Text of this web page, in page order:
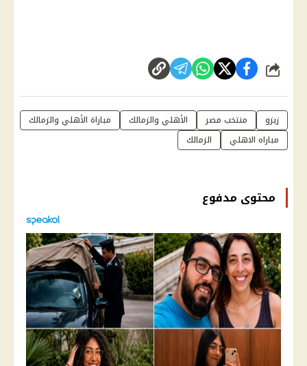
شارك
زيزو منتخب مصر الأهلي والزمالك
مباراة الأهلي والزمالك
مباراه الاهلي
الزمالك
محتوى مدفوع